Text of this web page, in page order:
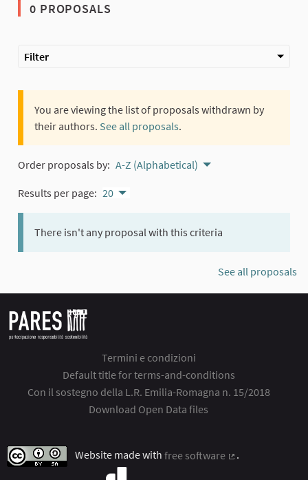
0 PROPOSALS
Filter
You are viewing the list of proposals withdrawn by
their authors. See all proposals.
Order proposals by: A-Z (Alphabetical)
Results per page: 20
There isn't any proposal with this criteria
See all proposals
Termini e condizioni
Default title for terms-and-conditions
Con il sostegno della L.R. Emilia-Romagna n. 15/2018
Download Open Data files
Website made with free software
.